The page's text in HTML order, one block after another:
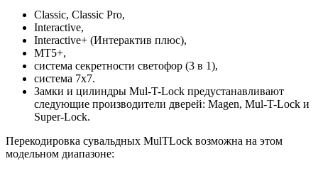
Classic, Classic Pro,
Interactive,
Interactive+ (Интерактив плюс),
MT5+,
система секретности светофор (3 в 1),
система 7х7.
Замки и цилиндры Mul-T-Lock предустанавливают
следующие производители дверей: Magen, Mul-T-Lock и
Super-Lock.
Перекодировка сувальдных MulTLock возможна на этом
модельном диапазоне: